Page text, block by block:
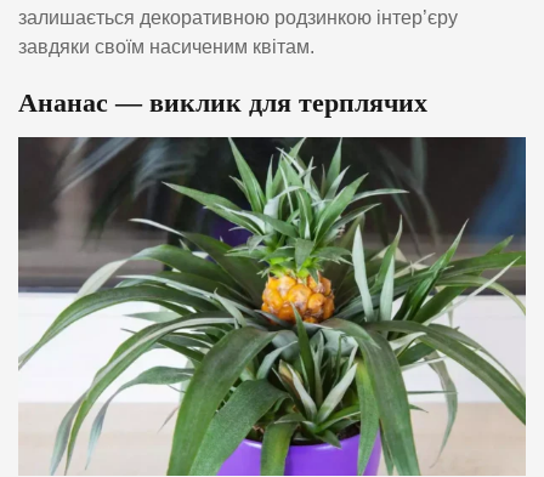
залишається декоративною родзинкою інтер’єру
завдяки своїм насиченим квітам.
Ананас — виклик для терплячих